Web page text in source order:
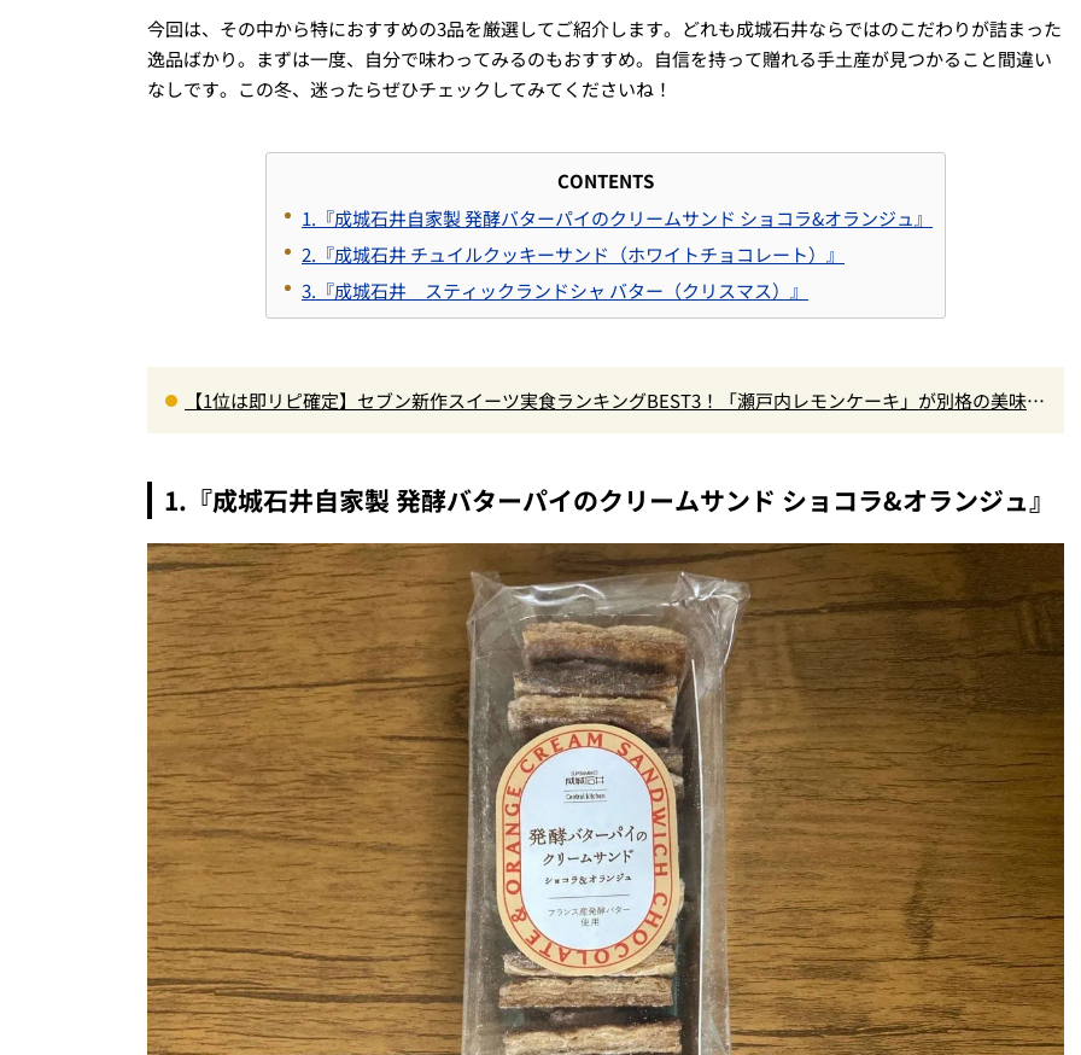
今回は、その中から特におすすめの3品を厳選してご紹介します。どれも成城石井ならではのこだわりが詰まった
逸品ばかり。まずは一度、自分で味わってみるのもおすすめ。自信を持って贈れる手土産が見つかること間違い
なしです。この冬、迷ったらぜひチェックしてみてくださいね！
CONTENTS
1.『成城石井自家製 発酵バターパイのクリームサンド ショコラ&オランジュ』
2.『成城石井 チュイルクッキーサンド（ホワイトチョコレート）』
3.『成城石井 スティックランドシャ バター（クリスマス）』
【1位は即リピ確定】セブン新作スイーツ実食ランキングBEST3！「瀬戸内レモンケーキ」が別格の美味
1.『成城石井自家製 発酵バターパイのクリームサンド ショコラ&オランジュ』